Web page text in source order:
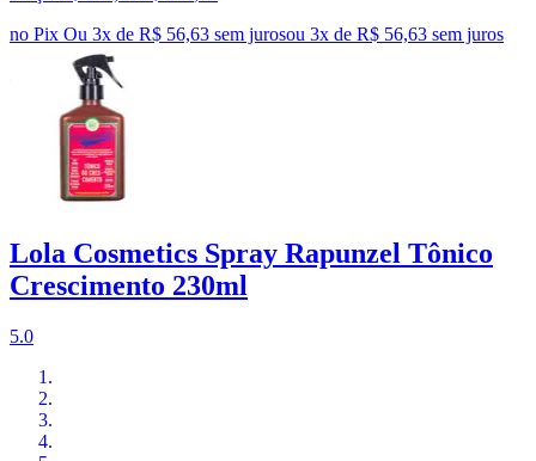
no Pix Ou 3x de R$ 56,63 sem jurosou 3x de R$ 56,63 sem juros
Lola Cosmetics Spray Rapunzel Tônico
Crescimento 230ml
5.0